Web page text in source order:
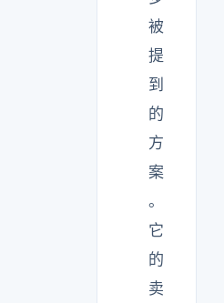
被
提
到
的
方
案
。
它
的
卖